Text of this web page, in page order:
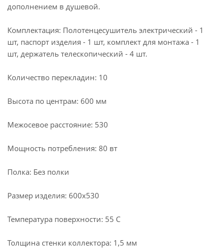
дополнением в душевой.
Комплектация: Полотенцесушитель электрический - 1
шт, паспорт изделия - 1 шт, комплект для монтажа - 1
шт, держатель телескопический - 4 шт.
Количество перекладин: 10
Высота по центрам: 600 мм
Межосевое расстояние: 530
Мощность потребления: 80 вт
Полка: Без полки
Размер изделия: 600х530
Температура поверхности: 55 С
Толщина стенки коллектора: 1,5 мм